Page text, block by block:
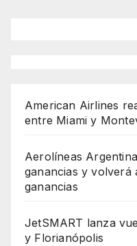
American Airlines
entre Miami y
Aerolíneas
ganancias y volverá
ganancias
JetSMART lanza
y Florianópolis